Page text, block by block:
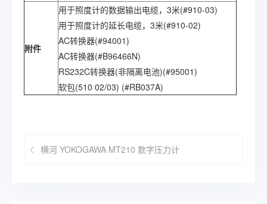
附件
用于照度计的数据输出电缆，3米(#910-03)
用于照度计的延长电缆，3米(#910-02)
AC转换器(#94001)
AC转换器(#B96466N)
RS232C转换器(非隔离电池)(#95001)
软包(510 02/03) (#RB037A)
横河 YOKOGAWA MT210 数字压力计